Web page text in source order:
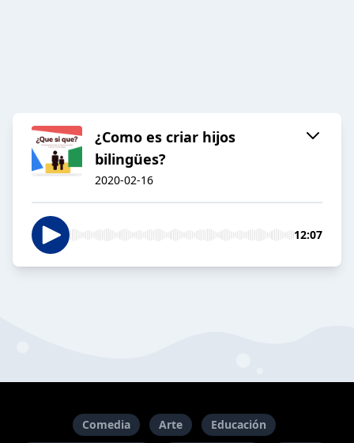
¿Como es criar hijos
bilingües?
2020-02-16
12:07
Comedia Arte Educación